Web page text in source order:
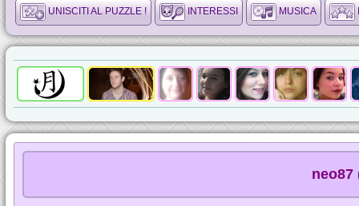
UNISCITI AL PUZZLE ! INTERESSI MUSICA
neo87